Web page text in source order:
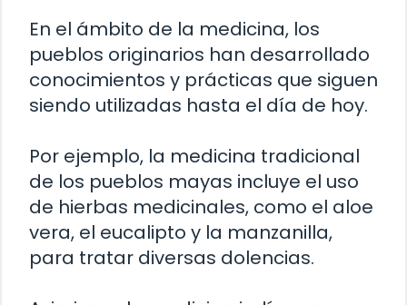
En el ámbito de la medicina, los
pueblos originarios han desarrollado
conocimientos y prácticas que siguen
siendo utilizadas hasta el día de hoy.
Por ejemplo, la medicina tradicional
de los pueblos mayas incluye el uso
de hierbas medicinales, como el aloe
vera, el eucalipto y la manzanilla,
para tratar diversas dolencias.